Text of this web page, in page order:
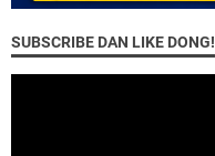
SUBSCRIBE DAN LIKE DONG!